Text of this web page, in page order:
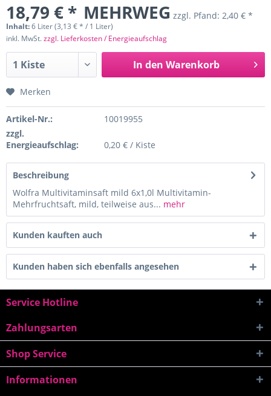
18,79 € * MEHRWEG zzgl. Pfand: 2,40 € *
Inhalt:6 Liter (3,13 € * / 1 Liter)
inkl. MwSt.zzgl. Lieferkosten / Energieaufschlag
In den Warenkorb
Merken
Artikel-Nr.:
10019955
zzgl.
Energieaufschlag:
0,20 € / Kiste
Beschreibung
Wolfra Multivitaminsaft mild 6x1,0l Multivitamin-
Mehrfruchtsaft, mild, teilweise aus... mehr
Kunden kauften auch
Kunden haben sich ebenfalls angesehen
Service Hotline
Zahlungsarten
Shop Service
Informationen